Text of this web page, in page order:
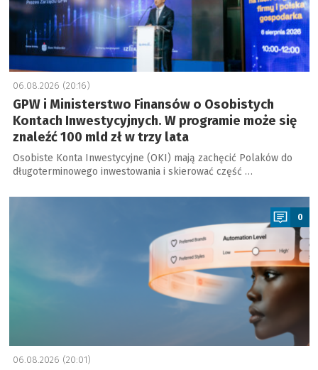
06.08.2026 (20:16)
GPW i Ministerstwo Finansów o Osobistych
Kontach Inwestycyjnych. W programie może się
znaleźć 100 mld zł w trzy lata
Osobiste Konta Inwestycyjne (OKI) mają zachęcić Polaków do
długoterminowego inwestowania i skierować część …
a
0
06.08.2026 (20:01)